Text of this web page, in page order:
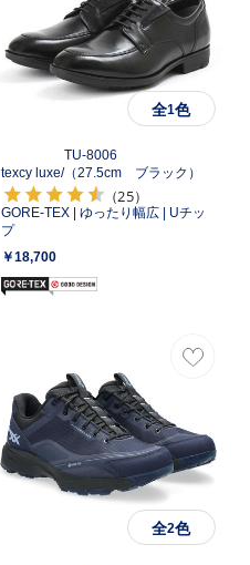
全1色
texcy luxe/
TU-8006
（27.5cm ブラック）
（25）
GORE-TEX | ゆったり幅広 | Uチッ
プ
￥18,700
全2色